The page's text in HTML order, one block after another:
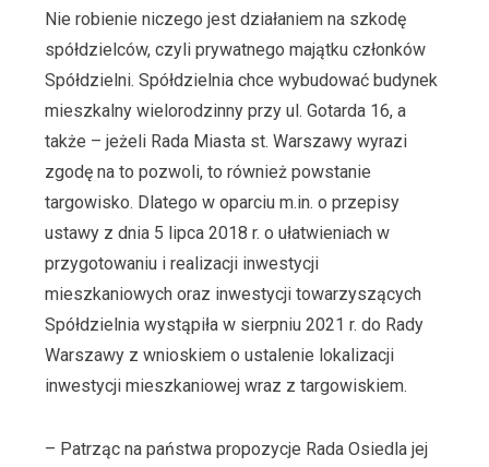
Nie robienie niczego jest działaniem na szkodę
spółdzielców, czyli prywatnego majątku członków
Spółdzielni. Spółdzielnia chce wybudować budynek
mieszkalny wielorodzinny przy ul. Gotarda 16, a
także – jeżeli Rada Miasta st. Warszawy wyrazi
zgodę na to pozwoli, to również powstanie
targowisko. Dlatego w oparciu m.in. o przepisy
ustawy z dnia 5 lipca 2018 r. o ułatwieniach w
przygotowaniu i realizacji inwestycji
mieszkaniowych oraz inwestycji towarzyszących
Spółdzielnia wystąpiła w sierpniu 2021 r. do Rady
Warszawy z wnioskiem o ustalenie lokalizacji
inwestycji mieszkaniowej wraz z targowiskiem.
– Patrząc na państwa propozycje Rada Osiedla jej